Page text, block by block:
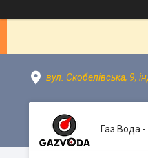
вул. Скобелівська, 9,
Газ Вода